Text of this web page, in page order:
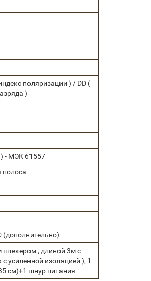
поляризации ) / DD (
)
- МЭК 61557
(дополнительно)
, длиной 3м с
усиленной изоляцией ), 1
см)+1 шнур питания